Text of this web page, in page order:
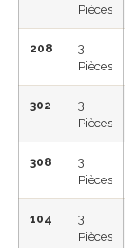
Pièces
208
3
Pièces
302
3
Pièces
308
3
Pièces
104
3
Pièces